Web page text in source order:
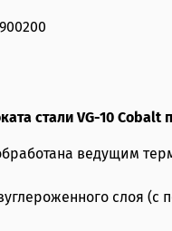
стали VG-10
ведущим
слоя (с